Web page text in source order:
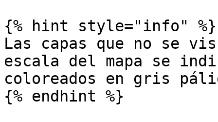
{% hint style="info" %}
Las capas que no se
escala del mapa se
coloreados en gris
{% endhint %}